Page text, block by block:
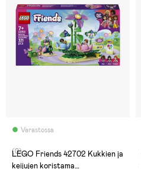
Varastossa
(0)
LEGO Friends 42702 Kukkien ja
keijujen koristama